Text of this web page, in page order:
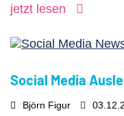
jetzt lesen
Social Media
Björn Figur